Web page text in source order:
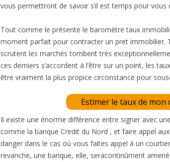
vous permettront de savoir s’il est temps pour vous
Tout comme le présente le baromètre taux
moment parfait pour contracter un pret immobilier.
scrutent les marchés tombent très
ces derniers s’accordent à l’être sur un point, les
être vraiment la plus propice circonstance pour
Estimer le taux de
Il existe une énorme différence entre signer avec
comme la banque Credit du Nord , et faire appel
danger dans le cas où vous faites appel à un
revanche, une banque, elle, seracontinûment